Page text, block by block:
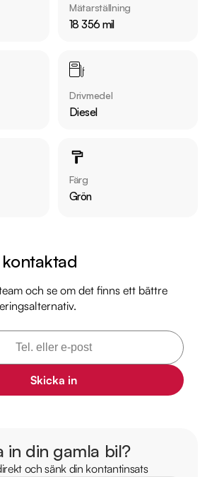
bilen:
är förbrukning endast 0.41 l/mil
kopa-bil/mini/hkl213/
online
och tillval
Riddermark Bil Sundsvall:
via Folksam
på Trustpilot
Mätarställning
18 356 mil
Drivmedel
Diesel
Färg
Grön
och se om det finns ett bättre
Skicka in
in din gamla bil?
och sänk din kontantinsats